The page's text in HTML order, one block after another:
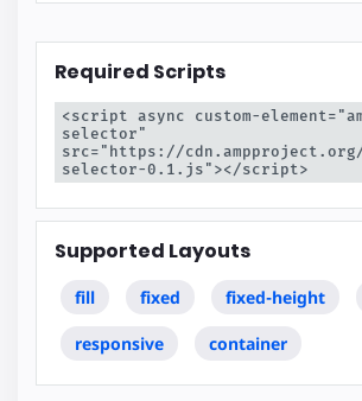
Required Scripts
<script async custom-
selector"
src="https://cdn.ampproject.org/
selector-0.1.js"></script>
Supported Layouts
fill fixed fixed-height
responsive container